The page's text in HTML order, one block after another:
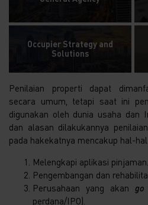
Occupier Strategy and
Solutions
Penilaian properti dapat
secara umum, tetapi saat ini
digunakan oleh dunia usaha dan
dan alasan dilakukannya
pada hakekatnya mencakup hal-
Melengkapi aplikasi pinjaman.
Pengembangan dan
Perusahaan yang akan go
perdana/IPO).